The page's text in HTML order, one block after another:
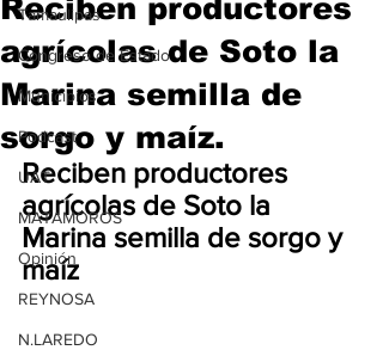
Tamaulipas
Congreso de Estado
Municipios
Podcast
UAT
MATAMOROS
Opinión
REYNOSA
N.LAREDO
Reciben productores
agrícolas de Soto la
Marina semilla de
sorgo y maíz.
Reciben productores
agrícolas de Soto la
Marina semilla de sorgo y
maíz